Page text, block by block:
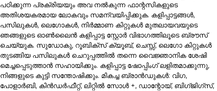
പഠിക്കുന്ന പ്രക്രിയയും അവ നൽകുന്ന ഫാന്റസികളുടെ
അതിശയകരമായ ലോകവും സമന്വയിപ്പിക്കുക. കളിപ്പാട്ടങ്ങൾ,
പസിലുകൾ, ലെഗോകൾ, നിർമ്മാണ കിറ്റുകൾ മുതലായവയുടെ
ഞങ്ങളുടെ ഓൺലൈൻ കളിപ്പാട്ട സ്റ്റോർ വിഭാഗത്തിലൂടെ ബ്രൗസ്
ചെയ്യുക. സുഡോകു, റൂബിക്സ് ക്യൂബ്, ചെസ്സ്, ലെഗോ കിറ്റുകൾ
തുടങ്ങിയ പസിലുകൾ ചെറുപ്പത്തിൽ തന്നെ വൈജ്ഞാനിക ശേഷി
മെച്ചപ്പെടുത്താൻ സഹായിക്കും. കളിപ്പാട്ട ഷോപ്പിംഗ് ലളിതമാക്കുന്നു,
നിങ്ങളുടെ കുട്ടി സന്തോഷിക്കും. മികച്ച ബ്രാൻഡുകൾ: വിഗ,
പോളാർബി, കിൻഡർഫീറ്റ്, ലിറ്റിൽ സോൾ +, ഡാന്റോയ്, ബിഗ്ജിഗ്സ്,